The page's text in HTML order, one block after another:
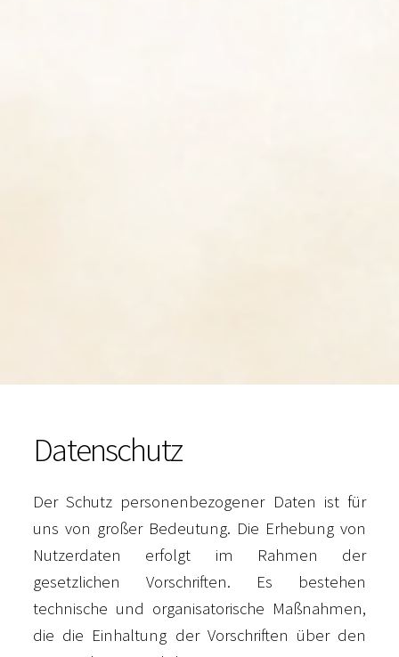
Datenschutz
Der Schutz personenbezogener Daten ist für
uns von großer Bedeutung. Die Erhebung von
Nutzerdaten erfolgt im Rahmen der
gesetzlichen Vorschriften. Es bestehen
technische und organisatorische Maßnahmen,
die die Einhaltung der Vorschriften über den